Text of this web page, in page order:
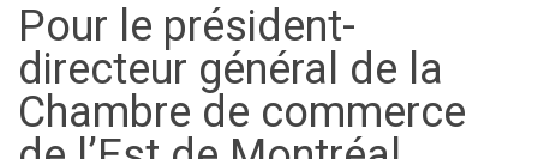
Pour le président-
directeur général de la
Chambre de commerce